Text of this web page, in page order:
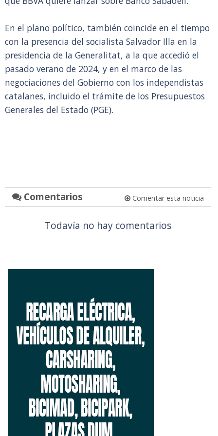
En el plano político, también coincide en el tiempo
con la presencia del socialista Salvador Illa en la
presidencia de la Generalitat, a la que accedió el
pasado verano de 2024, y en el marco de las
negociaciones del Gobierno con los independistas
catalanes, incluido el trámite de los Presupuestos
Generales del Estado (PGE).
Comentarios Comentar esta noticia
Todavía no hay comentarios